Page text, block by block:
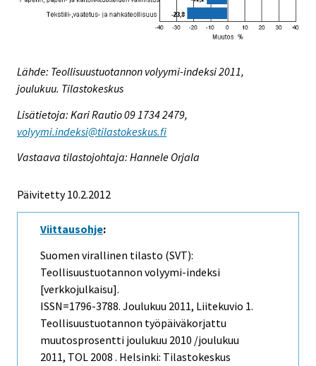
Lähde: Teollisuustuotannon volyymi-indeksi 2011,
joulukuu. Tilastokeskus
Lisätietoja: Kari Rautio 09 1734 2479,
volyymi.indeksi@tilastokeskus.fi
Vastaava tilastojohtaja: Hannele Orjala
Päivitetty 10.2.2012
Viittausohje:
Suomen virallinen tilasto (SVT):
Teollisuustuotannon volyymi-indeksi
[verkkojulkaisu].
ISSN=1796-3788. Joulukuu 2011, Liitekuvio 1.
Teollisuustuotannon työpäiväkorjattu
muutosprosentti joulukuu 2010 /joulukuu
2011, TOL 2008 . Helsinki: Tilastokeskus